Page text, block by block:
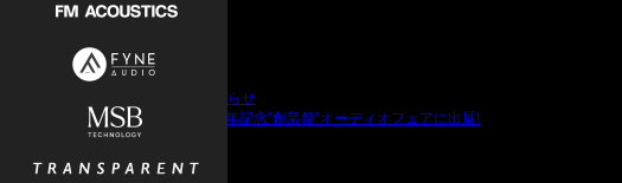
最近の投稿
GRANDINOTE
bergmann
Ayon
2026夏季休業のお知らせ
サウンドピット44周年記念”創業祭”オーディオフェアに出展!